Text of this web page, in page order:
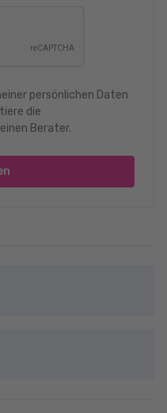
persönlichen Daten
die
Berater.